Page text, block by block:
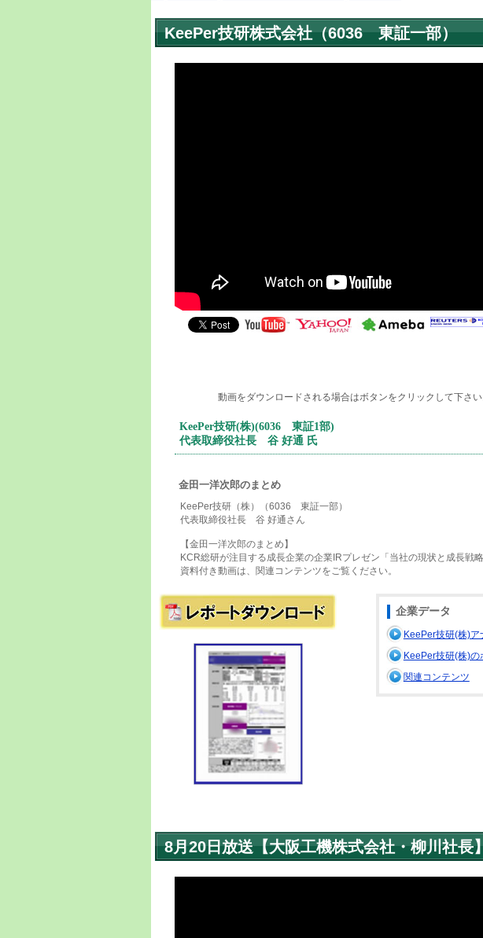
KeePer技研株式会社（6036 東証一部）
動画をダウンロードされる場合はボタンをクリックして下さい
KeePer技研(株)(6036 東証1部)
代表取締役社長 谷 好通 氏
金田一洋次郎のまとめ
KeePer技研（株）（6036 東証一部）
代表取締役社長 谷 好通さん
【金田一洋次郎のまとめ】
KCR総研が注目する成長企業の企業IRプレゼン「当社の現状と成長戦略
資料付き動画は、関連コンテンツをご覧ください。
企業データ
KeePer技研(株)
KeePer技研(株)の
関連コンテンツ
8月20日放送【大阪工機株式会社・柳川社長